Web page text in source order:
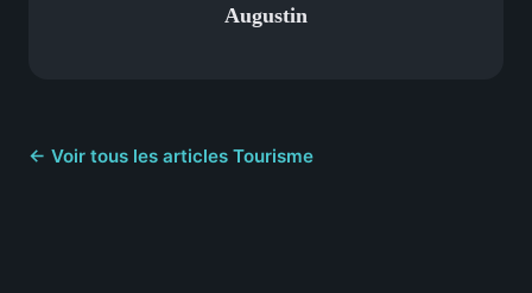
Augustin
← Voir tous les articles Tourisme